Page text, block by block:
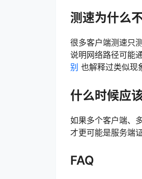
测速为什么
很多客户端测速只
说明网络路径可能
别 也解释过类似现
什么时候应
如果多个客户端、
才更可能是服务端
FAQ